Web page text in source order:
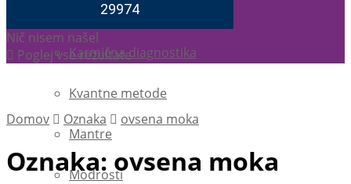
Karmična diagnostika
Kvantne metode
Mantre
Modrosti
Nič nisem našel
Poglej vse rezultate
Domov Oznaka ovsena moka
Oznaka: ovsena moka